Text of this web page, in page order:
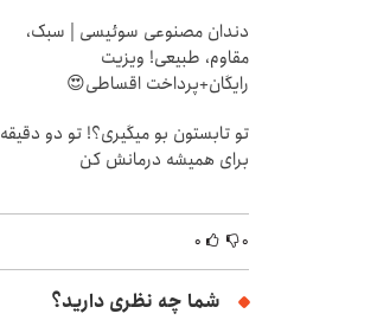
دندان مصنوعی سوئیسی | سبک،
مقاوم، طبیعی! ویزیت
رایگان+پرداخت اقساطی😍
تو تابستون بو میگیری؟! تو دو دقیقه
برای همیشه درمانش کن
۰ ۰
شما چه نظری دارید؟